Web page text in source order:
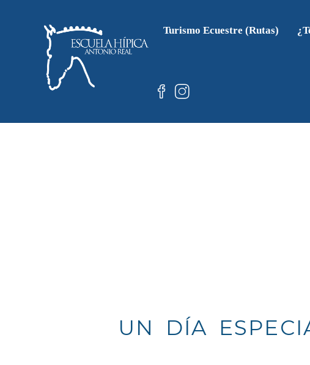
Turismo Ecuestre (Rutas)
UN DÍA ESPECIAL